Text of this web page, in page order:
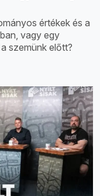
értékek és a
vagy egy
szemünk előtt?